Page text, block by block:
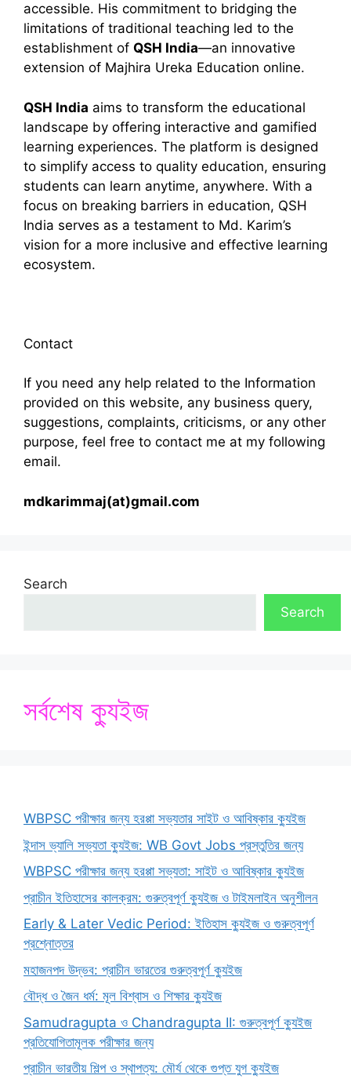
accessible. His commitment to bridging the
limitations of traditional teaching led to the
establishment of QSH India—an innovative
extension of Majhira Ureka Education online.
QSH India aims to transform the educational
landscape by offering interactive and gamified
learning experiences. The platform is designed
to simplify access to quality education, ensuring
students can learn anytime, anywhere. With a
focus on breaking barriers in education, QSH
India serves as a testament to Md. Karim’s
vision for a more inclusive and effective learning
ecosystem.
Contact
If you need any help related to the Information
provided on this website, any business query,
suggestions, complaints, criticisms, or any other
purpose, feel free to contact me at my following
email.
mdkarimmaj(at)gmail.com
Search
Search
সর্বশেষ ক্যুইজ
WBPSC পরীক্ষার জন্য হরপ্পা সভ্যতার সাইট ও আবিষ্কার ক্যুইজ
ইন্দাস ভ্যালি সভ্যতা ক্যুইজ: WB Govt Jobs প্রস্তুতির জন্য
WBPSC পরীক্ষার জন্য হরপ্পা সভ্যতা: সাইট ও আবিষ্কার ক্যুইজ
প্রাচীন ইতিহাসের কালক্রম: গুরুত্বপূর্ণ ক্যুইজ ও টাইমলাইন অনুশীলন
Early & Later Vedic Period: ইতিহাস ক্যুইজ ও গুরুত্বপূর্ণ
প্রশ্নোত্তর
মহাজনপদ উদ্ভব: প্রাচীন ভারতের গুরুত্বপূর্ণ ক্যুইজ
বৌদ্ধ ও জৈন ধর্ম: মূল বিশ্বাস ও শিক্ষার ক্যুইজ
Samudragupta ও Chandragupta II: গুরুত্বপূর্ণ ক্যুইজ
প্রতিযোগিতামূলক পরীক্ষার জন্য
প্রাচীন ভারতীয় শিল্প ও স্থাপত্য: মৌর্য থেকে গুপ্ত যুগ ক্যুইজ